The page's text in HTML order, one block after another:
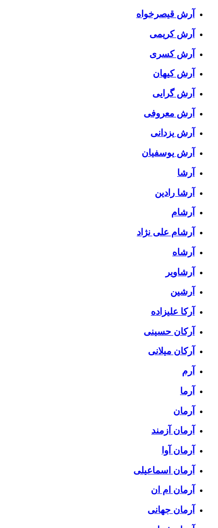
آرش قیصرخواه
آرش کریمی
آرش کسری
آرش کیهان
آرش گرایی
آرش معروفی
آرش یزدانی
آرش یوسفیان
آرشا
آرشا رادین
آرشام
آرشام علی نژاد
آرشاه
آرشاویر
آرشین
آرکا علیزاده
آرکان حسینی
آرکان میلانی
آرم
آرما
آرمان
آرمان آزمند
آرمان آوا
آرمان اسماعیلی
آرمان ام ان
آرمان جهانی